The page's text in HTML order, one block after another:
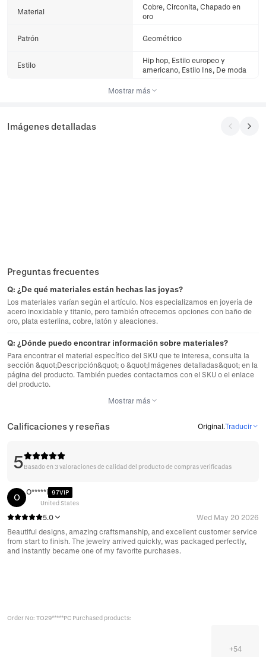
Material
Cobre, Circonita, Chapado en
oro
Patrón Geométrico
Estilo
Hip hop, Estilo europeo y
americano, Estilo Ins, De moda
Mostrar más
Imágenes detalladas
Preguntas frecuentes
Q: ¿De qué materiales están hechas las joyas?
Los materiales varían según el artículo. Nos especializamos en joyería de
acero inoxidable y titanio, pero también ofrecemos opciones con baño de
oro, plata esterlina, cobre, latón y aleaciones.
Q: ¿Dónde puedo encontrar información sobre materiales?
Para encontrar el material específico del SKU que te interesa, consulta la
sección &quot;Descripción&quot; o &quot;Imágenes detalladas&quot; en la
página del producto. También puedes contactarnos con el SKU o el enlace
del producto.
Mostrar más
Calificaciones y reseñas Original.Traducir
5Basado en 3 valoraciones de calidad del producto de compras verificadas
O
O*****i 97VIP
United States
5.0
Wed May 20 2026
Beautiful designs, amazing craftsmanship, and excellent customer service
from start to finish. The jewelry arrived quickly, was packaged perfectly,
and instantly became one of my favorite purchases.
Order No: TO29*****PC Purchased products:
+54